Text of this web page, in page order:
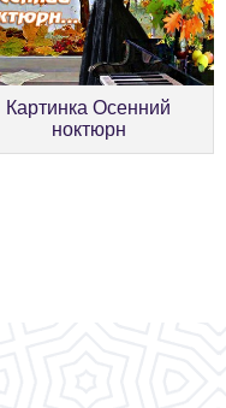
Картинка Осенний
ноктюрн